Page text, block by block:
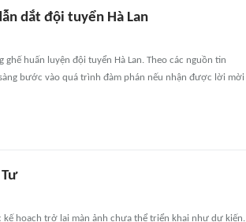
dắt đội tuyển Hà Lan
huấn luyện đội tuyển Hà Lan. Theo các nguồn tin
bước vào quá trình đàm phán nếu nhận được lời mời
kế hoạch trở lại màn ảnh chưa thể triển khai như dự kiến.